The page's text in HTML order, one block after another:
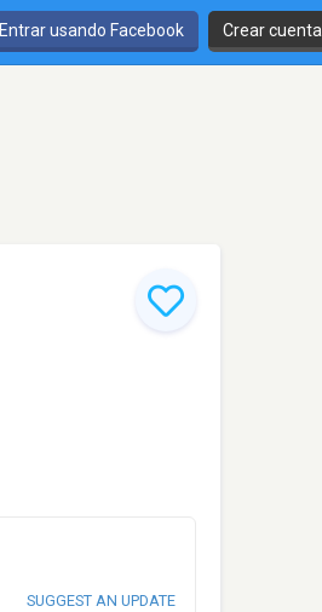
Entrar usando Facebook Crear cuenta
SUGGEST AN UPDATE